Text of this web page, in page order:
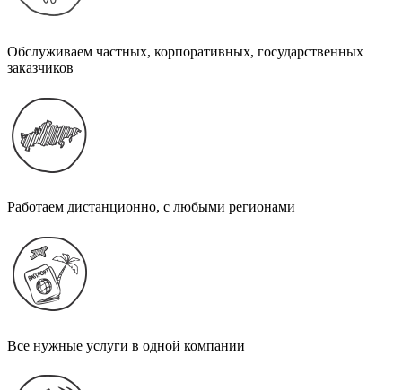
Обслуживаем частных, корпоративных, государственных
заказчиков
Работаем дистанционно, с любыми регионами
Все нужные услуги в одной компании